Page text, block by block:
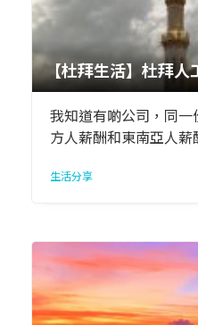
【杜拜生活】杜拜人
我知道有啲公司，同
方人薪酬和東南亞人薪
生活分享